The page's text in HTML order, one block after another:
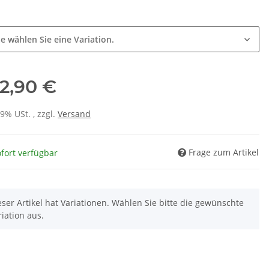
wählen Sie eine Variation.
€
USt. , zzgl. Versand
verfügbar Frage zum Artikel
Artikel hat Variationen. Wählen Sie bitte die gewünschte
aus.